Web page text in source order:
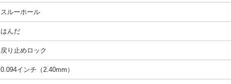
スルーホール
はんだ
戻り止めロック
0.094インチ（2.40mm）